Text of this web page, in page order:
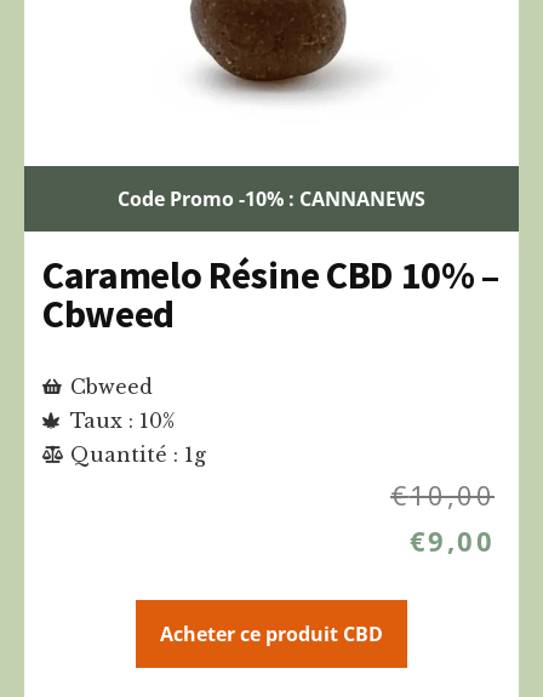
Code Promo -10% : CANNANEWS
Caramelo Résine CBD 10% –
Cbweed
Cbweed
Taux : 10%
Quantité : 1g
€10,00
€9,00
Acheter ce produit CBD